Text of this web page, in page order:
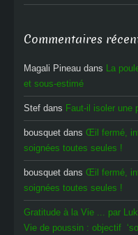
Commentaires
Magali Pineau dans La
et sous-estimé
Stef dans Faut-il isoler une
bousquet dans Œil fermé,
soignées toutes seules !
bousquet dans Œil fermé,
soignées toutes seules !
Gratitude à la Vie ... par
Vie de poussin : objectif